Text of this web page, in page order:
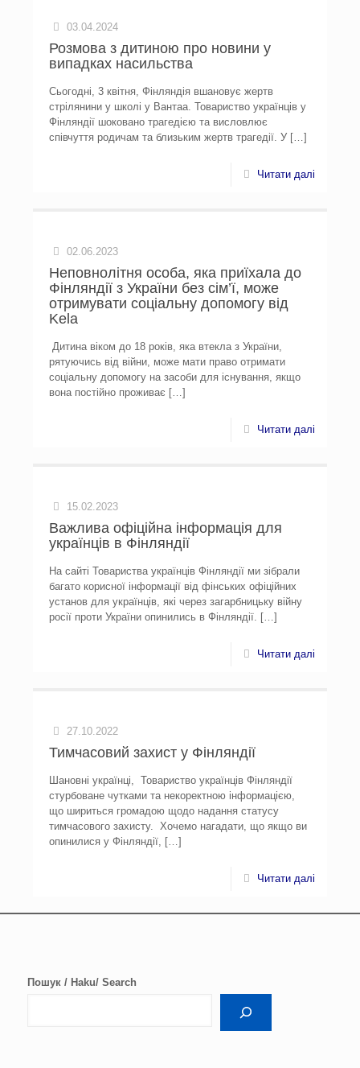
03.04.2024
Розмова з дитиною про новини у
випадках насильства
Сьогодні, 3 квітня, Фінляндія вшановує жертв
стрілянини у школі у Вантаа. Товариство українців у
Фінляндії шоковано трагедією та висловлює
співчуття родичам та близьким жертв трагедії. У […]
Читати далі
02.06.2023
Неповнолітня особа, яка приїхала до
Фінляндії з України без сім’ї, може
отримувати соціальну допомогу від
Kela
Дитина віком до 18 років, яка втекла з України,
рятуючись від війни, може мати право отримати
соціальну допомогу на засоби для існування, якщо
вона постійно проживає […]
Читати далі
15.02.2023
Важлива офіційна інформація для
українців в Фінляндії
На сайті Товариства українців Фінляндії ми зібрали
багато корисної інформації від фінських офіційних
установ для українців, які через загарбницьку війну
росії проти України опинились в Фінляндії. […]
Читати далі
27.10.2022
Тимчасовий захист у Фінляндії
Шановні українці, Товариство українців Фінляндії
стурбоване чутками та некоректною інформацією,
що шириться громадою щодо надання статусу
тимчасового захисту. Хочемо нагадати, що якщо ви
опинилися у Фінляндії, […]
Читати далі
Пошук / Haku/ Search